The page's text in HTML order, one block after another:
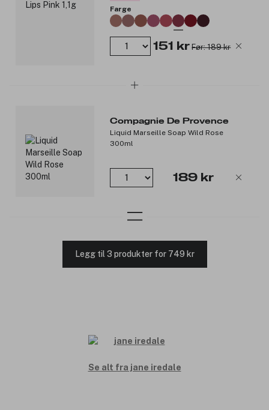
Farge
151 kr Før: 189 kr
Compagnie De Provence
Liquid Marseille Soap Wild Rose
300ml
189 kr
Legg til 3 produkter for 749 kr
Se alt fra jane iredale